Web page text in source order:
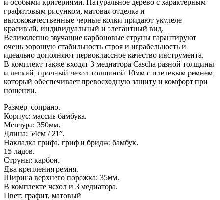
и особыми критериями. Натуральное дерево с характерным
графитовым рисунком, матовая отделка и
высококачественные черные колки придают укулеле
красивый, индивидуальный и элегантный вид.
Великолепно звучащие карбоновые струны гарантируют
очень хорошую стабильность строя и играбельность и
идеально дополняют первоклассное качество инструмента.
В комплект также входят 3 медиатора Cascha разной толщины
и легкий, прочный чехол толщиной 10мм с плечевым ремнем,
который обеспечивает превосходную защиту и комфорт при
ношении.
Размер: сопрано.
Корпус: массив бамбука.
Мензура: 350мм.
Длина: 54см / 21”.
Накладка грифа, гриф и бридж: бамбук.
15 ладов.
Струны: карбон.
Два крепления ремня.
Ширина верхнего порожка: 35мм.
В комплекте чехол и 3 медиатора.
Цвет: графит, матовый.